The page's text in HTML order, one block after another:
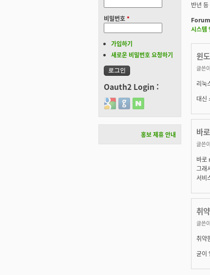
반년
시스템
윈
글쓴
리눅
대신
바
글쓴
바로
그래
서비
취
글쓴
취약
굳이
비밀번호*
가입하기
새로운 비밀번호 요청하기
Oauth2 Login :
Login with Google
Login with GitHub
Login with Naver
홍보 제휴 안내